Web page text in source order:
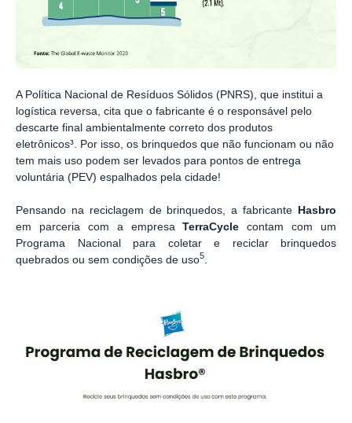
A Política Nacional de Resíduos Sólidos (PNRS), que institui a
logística reversa, cita que o fabricante é o responsável pelo
descarte final ambientalmente correto dos produtos
eletrônicos³. Por isso, os brinquedos que não funcionam ou não
tem mais uso podem ser levados para pontos de entrega
voluntária (PEV) espalhados pela cidade!
Pensando na reciclagem de brinquedos, a fabricante
Hasbro
em parceria com a empresaTerraCycle contam com um
Programa Nacional para coletar e reciclar brinquedos
quebrados ou sem condições de uso5